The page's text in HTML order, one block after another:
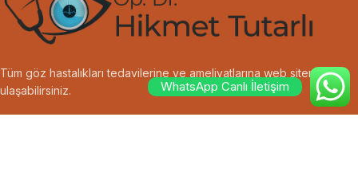
Tüm göz hastalıkları tedavilerine ve ameliyatlarına web sitemizden
ulaşabilirsiniz.
WhatsApp Canlı İletişim